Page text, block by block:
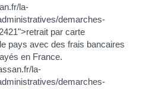
la-
demarches-
par carte
pays avec des frais bancaires
en France.
la-
demarches-